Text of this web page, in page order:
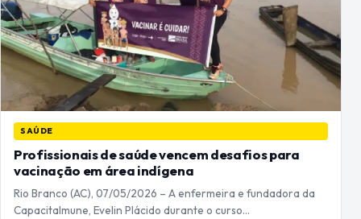
SAÚDE
Profissionais de saúde vencem desafios para
vacinação em área indígena
Rio Branco (AC), 07/05/2026 – A enfermeira e fundadora da
CapacitaImune, Evelin Plácido durante o curso…